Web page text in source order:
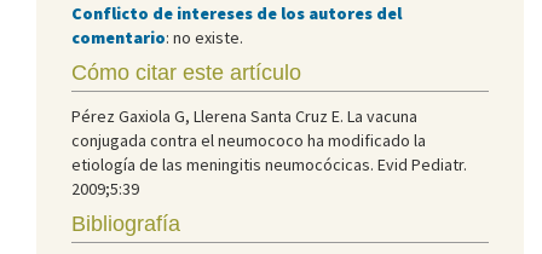
Conflicto de intereses de los autores del
comentario: no existe.
Cómo citar este artículo
Pérez Gaxiola G, Llerena Santa Cruz E. La vacuna
conjugada contra el neumococo ha modificado la
etiología de las meningitis neumocócicas. Evid Pediatr.
2009;5:39
Bibliografía